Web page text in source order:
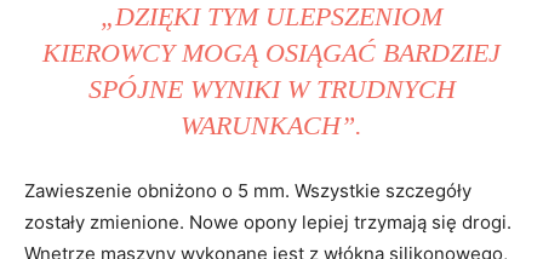
„DZIĘKI TYM ULEPSZENIOM
KIEROWCY MOGĄ OSIĄGAĆ BARDZIEJ
SPÓJNE WYNIKI W TRUDNYCH
WARUNKACH”.
Zawieszenie obniżono o 5 mm. Wszystkie szczegóły
zostały zmienione. Nowe opony lepiej trzymają się drogi.
Wnętrze maszyny wykonane jest z włókna silikonowego,